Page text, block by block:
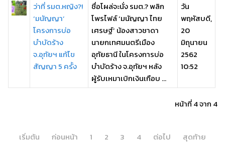
ว่าที่ รมต.หญิง?!
‘มนัญญา’
โครงการบ่อ
บำบัดร้าง
จ.อุทัยฯ แก้ไข
สัญญา 5 ครั้ง
ชื่อโผล่จะนั่ง รมต.? พลิก
โพรไฟล์ ‘มนัญญา ไทย
เศรษฐ์’ น้องสาวชาดา
นายกเทศมนตรีเมือง
อุทัยธานี ในโครงการบ่อ
บำบัดร้าง จ.อุทัยฯ หลัง
ผู้รับเหมาเบิกเงินเกือบ ...
วัน
พฤหัสบดี,
20
มิถุนายน
2562
10:52
หน้าที่ 4 จาก 4
เริ่มต้น ก่อนหน้า 1 2 3 4 ต่อไป สุดท้าย